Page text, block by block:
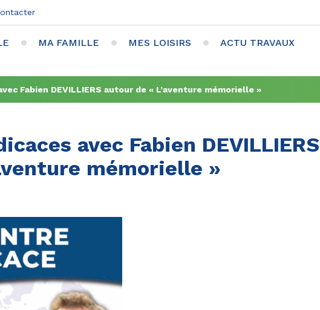
MA FAMILLE MES LOISIRS ACTU TRAVAUX
Fabien DEVILLIERS autour de « L’aventure mémorielle »
avec Fabien DEVILLIERS
mémorielle »